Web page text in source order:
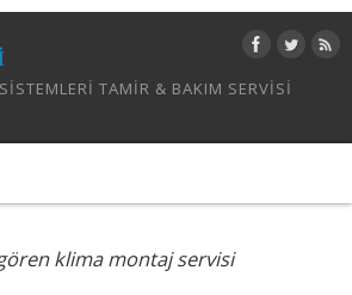
TAMIR & BAKIM SERVISI
klima montaj servisi